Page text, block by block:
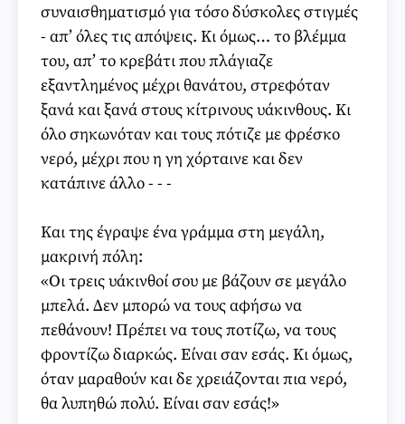
συναισθηματισμό για τόσο δύσκολες στιγμές
- απ’ όλες τις απόψεις. Κι όμως… το βλέμμα
του, απ’ το κρεβάτι που πλάγιαζε
εξαντλημένος μέχρι θανάτου, στρεφόταν
ξανά και ξανά στους κίτρινους υάκινθους. Κι
όλο σηκωνόταν και τους πότιζε με φρέσκο
νερό, μέχρι που η γη χόρταινε και δεν
κατάπινε άλλο - - -
Και της έγραψε ένα γράμμα στη μεγάλη,
μακρινή πόλη:
«Οι τρεις υάκινθοί σου με βάζουν σε μεγάλο
μπελά. Δεν μπορώ να τους αφήσω να
πεθάνουν! Πρέπει να τους ποτίζω, να τους
φροντίζω διαρκώς. Είναι σαν εσάς. Κι όμως,
όταν μαραθούν και δε χρειάζονται πια νερό,
θα λυπηθώ πολύ. Είναι σαν εσάς!»